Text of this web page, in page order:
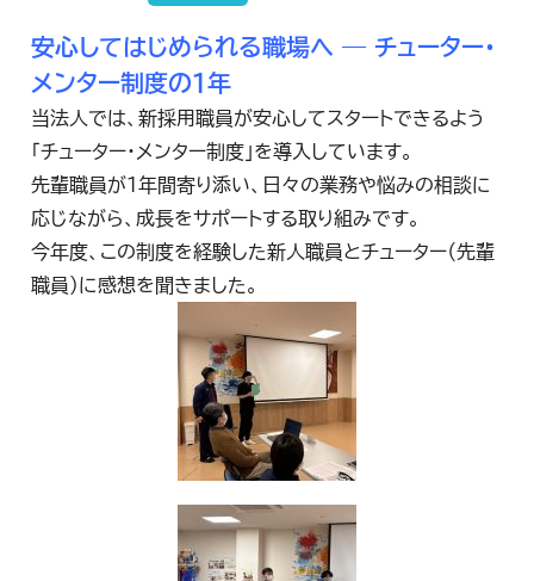
安心してはじめられる職場へ ― チューター・
メンター制度の1年
当法人では、新採用職員が安心してスタートできるよう
「チューター・メンター制度」を導入しています。
先輩職員が1年間寄り添い、日々の業務や悩みの相談に
応じながら、成長をサポートする取り組みです。
今年度、この制度を経験した新人職員とチューター（先輩
職員）に感想を聞きました。